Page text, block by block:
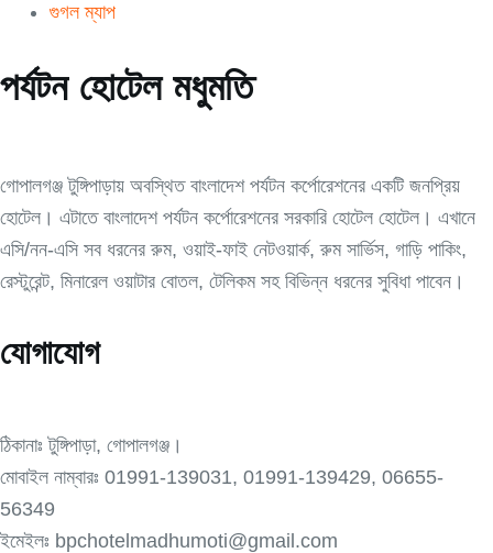
গুগল ম্যাপ
পর্যটন হোটেল মধুমতি
গোপালগঞ্জ টুঙ্গিপাড়ায় অবস্থিত বাংলাদেশ পর্যটন কর্পোরেশনের একটি জনপ্রিয়
হোটেল। এটাতে বাংলাদেশ পর্যটন কর্পোরেশনের সরকারি হোটেল হোটেল। এখানে
এসি/নন-এসি সব ধরনের রুম, ওয়াই-ফাই নেটওয়ার্ক, রুম সার্ভিস, গাড়ি পাকিং,
রেস্টুরেন্ট, মিনারেল ওয়াটার বোতল, টেলিকম সহ বিভিন্ন ধরনের সুবিধা পাবেন।
যোগাযোগ
ঠিকানাঃ টুঙ্গিপাড়া, গোপালগঞ্জ।
মোবাইল নাম্বারঃ 01991-139031, 01991-139429, 06655-
56349
ইমেইলঃ bpchotelmadhumoti@gmail.com